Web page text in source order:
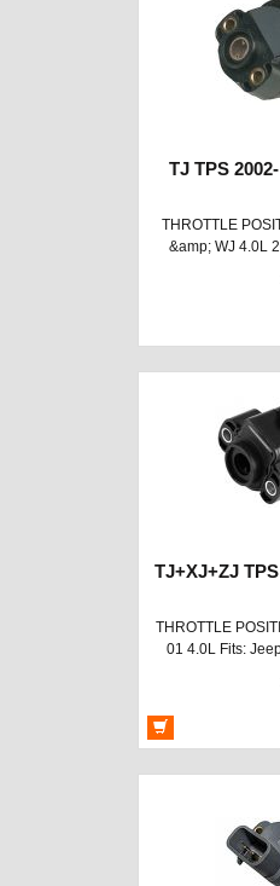
חיישן מצערת TJ TPS 2002-
THROTTLE
&amp; WJ 4.0L
Liberty (2002) w/
חיישן מצערת TJ+XJ+ZJ TPS
THROTTLE
01 4.0L Fits:
2003) w/ 2.5
engine. Jeep
2003) w/ 4.0L